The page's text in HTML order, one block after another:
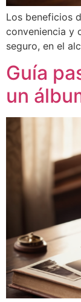
Los beneficios
conveniencia y
seguro, en el
Guía
un